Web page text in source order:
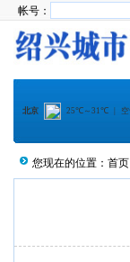
帐号：
您现在的位置： 首页